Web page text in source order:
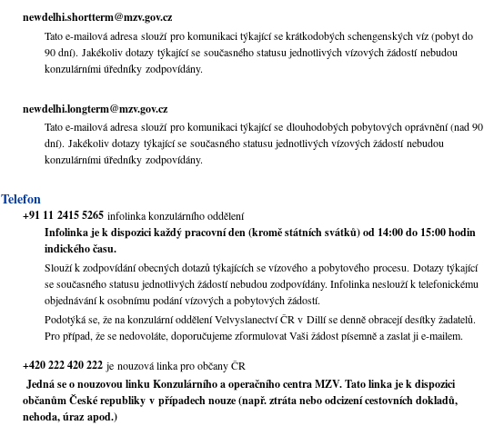
newdelhi.shortterm@mzv.gov.cz
Tato e-mailová adresa slouží pro komunikaci týkající se krátkodobých schengenských víz (pobyt do
90 dní). Jakékoliv dotazy týkající se současného statusu jednotlivých vízových žádostí nebudou
konzulárními úředníky zodpovídány.
newdelhi.longterm@mzv.gov.cz
Tato e-mailová adresa slouží pro komunikaci týkající se dlouhodobých pobytových oprávnění (nad 90
dní). Jakékoliv dotazy týkající se současného statusu jednotlivých vízových žádostí nebudou
konzulárními úředníky zodpovídány.
Telefon
+91 11 2415 5265 infolinka konzulárního oddělení
Infolinka je k dispozici každý pracovní den (kromě státních svátků) od 14:00 do 15:00 hodin
indického času.
Slouží k zodpovídání obecných dotazů týkajících se vízového a pobytového procesu. Dotazy týkající
se současného statusu jednotlivých žádostí nebudou zodpovídány. Infolinka neslouží k telefonickému
objednávání k osobnímu podání vízových a pobytových žádostí.
Podotýká se, že na konzulární oddělení Velvyslanectví ČR v Dillí se denně obracejí desítky žadatelů.
Pro případ, že se nedovoláte, doporučujeme zformulovat Vaši žádost písemně a zaslat ji e-mailem.
+420 222 420 222 je nouzová linka pro občany ČR
Jedná se o nouzovou linku Konzulárního a operačního centra MZV. Tato linka je k dispozici
občanům České republiky v případech nouze (např. ztráta nebo odcizení cestovních dokladů,
nehoda, úraz apod.)